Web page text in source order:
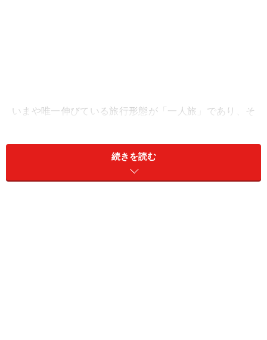
いまや唯一伸びている旅行形態が「一人旅」であり、そ
す（じゃらんリサーチセンター「宿泊旅行調査」よ
続きを読む